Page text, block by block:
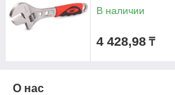
В наличии
4 428,98 ₸
О нас